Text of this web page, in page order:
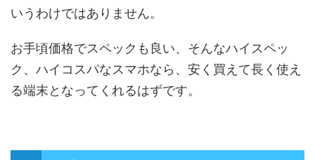
いうわけではありません。
お手頃価格でスペックも良い、そんなハイスペッ
ク、ハイコスパなスマホなら、安く買えて長く使え
る端末となってくれるはずです。